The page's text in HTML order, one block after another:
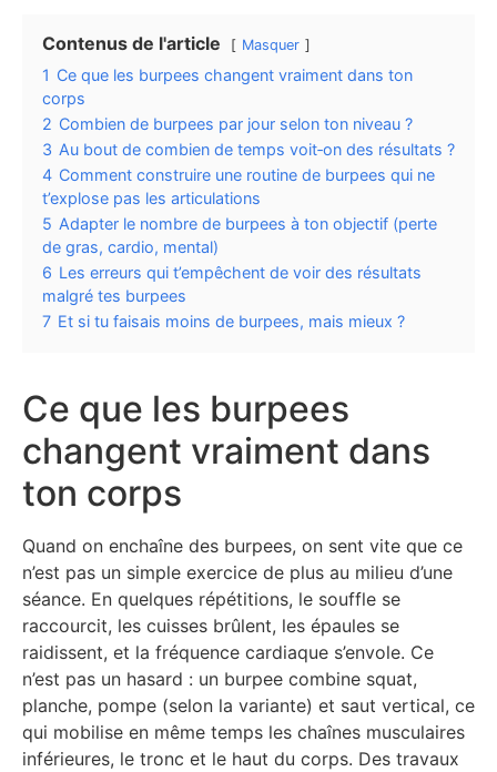
Contenus de l'article Masquer
1 Ce que les burpees changent vraiment dans ton
corps
2 Combien de burpees par jour selon ton niveau ?
3 Au bout de combien de temps voit‑on des résultats ?
4 Comment construire une routine de burpees qui ne
t’explose pas les articulations
5 Adapter le nombre de burpees à ton objectif (perte
de gras, cardio, mental)
6 Les erreurs qui t’empêchent de voir des résultats
malgré tes burpees
7 Et si tu faisais moins de burpees, mais mieux ?
Ce que les burpees
changent vraiment dans
ton corps
Quand on enchaîne des burpees, on sent vite que ce
n’est pas un simple exercice de plus au milieu d’une
séance. En quelques répétitions, le souffle se
raccourcit, les cuisses brûlent, les épaules se
raidissent, et la fréquence cardiaque s’envole. Ce
n’est pas un hasard : un burpee combine squat,
planche, pompe (selon la variante) et saut vertical, ce
qui mobilise en même temps les chaînes musculaires
inférieures, le tronc et le haut du corps. Des travaux